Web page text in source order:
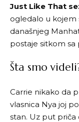
Just Like That
ogledalo u kojem
današnjeg
postaje sitkom sa
Šta smo
Carrie nikako da
vlasnica Nya joj
stan. Uz put priča